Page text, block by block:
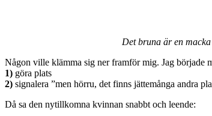
Det bruna är en
Någon ville klämma sig ner framför mig. Jag började
1) göra plats
2) signalera ”men hörru, det finns jättemånga andra
Då sa den nytillkomna kvinnan snabbt och leende: